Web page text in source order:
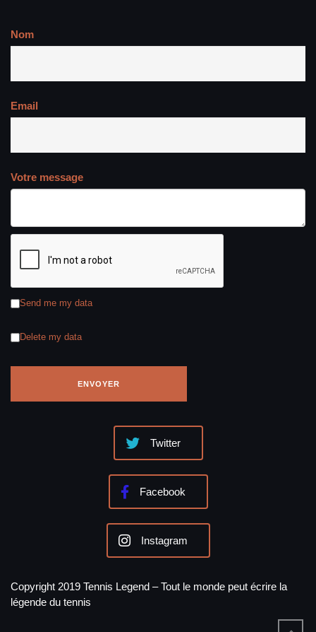
Nom
Email
Votre message
Send me my data
Delete my data
Twitter
Facebook
Instagram
Copyright 2019 Tennis Legend – Tout le monde peut écrire la
légende du tennis